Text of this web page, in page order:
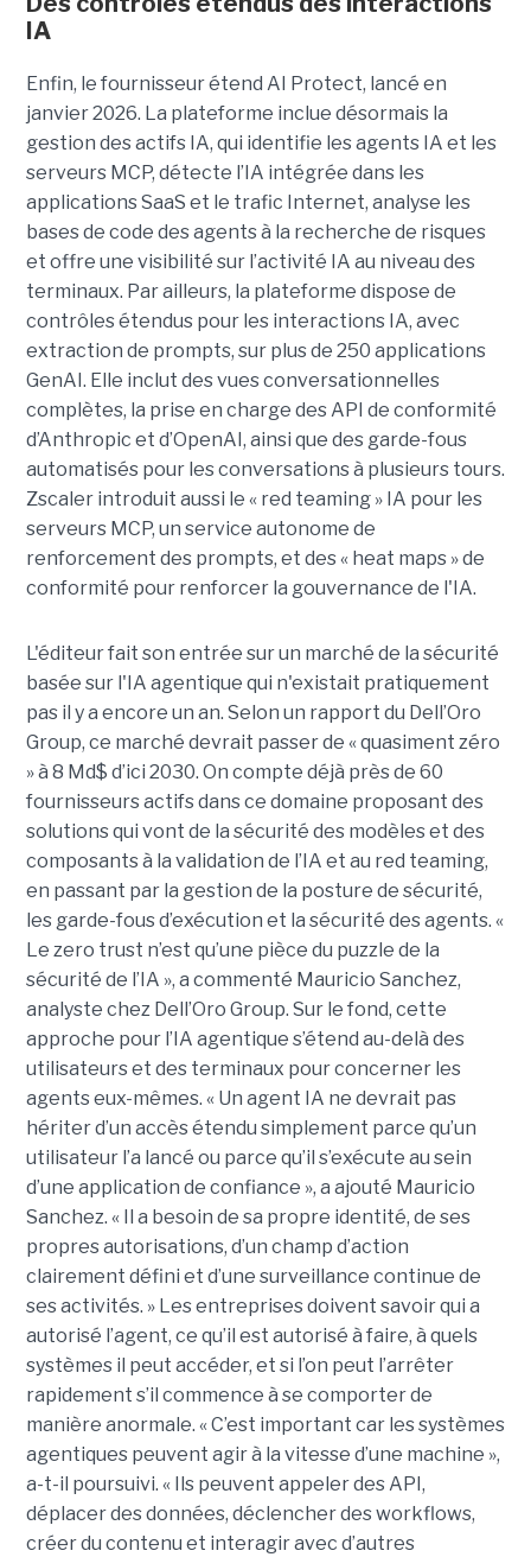
IA
Enfin, le fournisseur étend AI Protect, lancé en
janvier 2026. La plateforme inclue désormais la
gestion des actifs IA, qui identifie les agents IA et les
serveurs MCP, détecte l’IA intégrée dans les
applications SaaS et le trafic Internet, analyse les
bases de code des agents à la recherche de risques
et offre une visibilité sur l’activité IA au niveau des
terminaux. Par ailleurs, la plateforme dispose de
contrôles étendus pour les interactions IA, avec
extraction de prompts, sur plus de 250 applications
GenAI. Elle inclut des vues conversationnelles
complètes, la prise en charge des API de conformité
d’Anthropic et d’OpenAI, ainsi que des garde-fous
automatisés pour les conversations à plusieurs tours.
Zscaler introduit aussi le « red teaming » IA pour les
serveurs MCP, un service autonome de
renforcement des prompts, et des « heat maps » de
conformité pour renforcer la gouvernance de l'IA.
L'éditeur fait son entrée sur un marché de la sécurité
basée sur l'IA agentique qui n'existait pratiquement
pas il y a encore un an. Selon un rapport du Dell’Oro
Group, ce marché devrait passer de « quasiment zéro
» à 8 Md$ d’ici 2030. On compte déjà près de 60
fournisseurs actifs dans ce domaine proposant des
solutions qui vont de la sécurité des modèles et des
composants à la validation de l’IA et au red teaming,
en passant par la gestion de la posture de sécurité,
les garde-fous d’exécution et la sécurité des agents. «
Le zero trust n’est qu’une pièce du puzzle de la
sécurité de l’IA », a commenté Mauricio Sanchez,
analyste chez Dell’Oro Group. Sur le fond, cette
approche pour l’IA agentique s’étend au-delà des
utilisateurs et des terminaux pour concerner les
agents eux-mêmes. « Un agent IA ne devrait pas
hériter d’un accès étendu simplement parce qu’un
utilisateur l’a lancé ou parce qu’il s’exécute au sein
d’une application de confiance », a ajouté Mauricio
Sanchez. « Il a besoin de sa propre identité, de ses
propres autorisations, d’un champ d’action
clairement défini et d’une surveillance continue de
ses activités. » Les entreprises doivent savoir qui a
autorisé l’agent, ce qu’il est autorisé à faire, à quels
systèmes il peut accéder, et si l’on peut l’arrêter
rapidement s’il commence à se comporter de
manière anormale. « C’est important car les systèmes
agentiques peuvent agir à la vitesse d’une machine »,
a-t-il poursuivi. « Ils peuvent appeler des API,
déplacer des données, déclencher des workflows,
créer du contenu et interagir avec d’autres